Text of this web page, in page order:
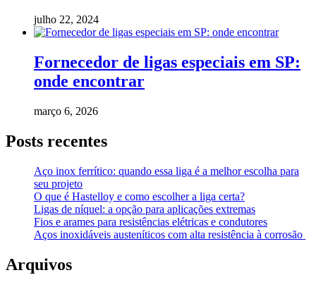
julho 22, 2024
Fornecedor de ligas especiais em SP:
onde encontrar
março 6, 2026
Posts recentes
Aço inox ferrítico: quando essa liga é a melhor escolha para
seu projeto
O que é Hastelloy e como escolher a liga certa?
Ligas de níquel: a opção para aplicações extremas
Fios e arames para resistências elétricas e condutores
Aços inoxidáveis austeníticos com alta resistência à corrosão
Arquivos